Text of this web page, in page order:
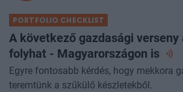
PORTFOLIO CHECKLIST
A következő gazdasági verseny
folyhat - Magyarországon is
Egyre fontosabb kérdés, hogy mekkora
teremtünk a szűkülő készletekből.